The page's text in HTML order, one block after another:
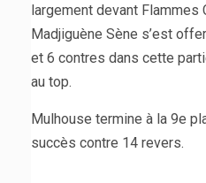
largement devant Flammes
Madjiguène Sène s’est
et 6 contres dans cette
au top.
Mulhouse termine à la 9e
succès contre 14 revers.